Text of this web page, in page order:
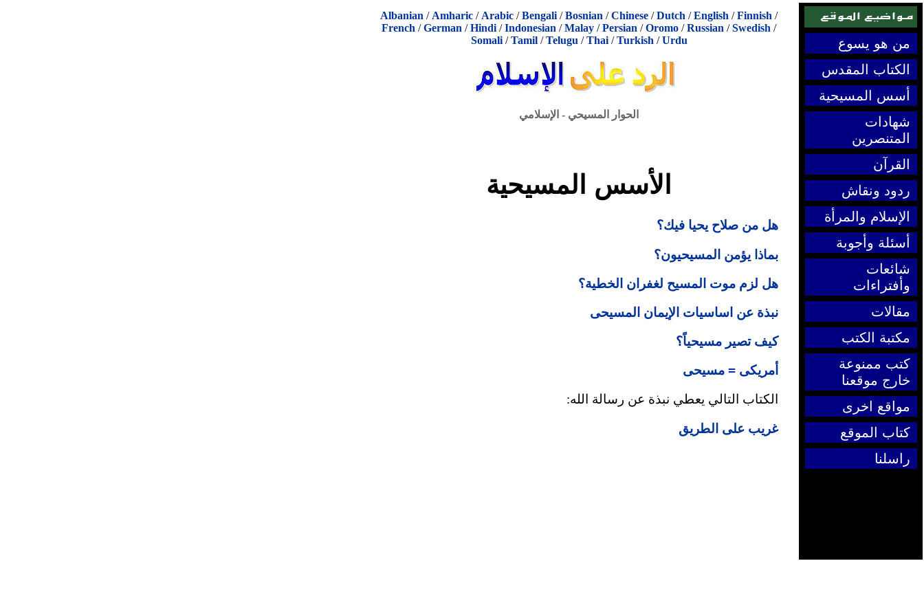
Albanian / Amharic / Arabic /Bengali /Bosnian /Chinese /Dutch /English /Finnish /
French /German /Hindi /Indonesian /Malay /Persian /Oromo /Russian /Swedish /
Somali/Tamil/Telugu /Thai/Turkish /Urdu
الحوار المسيحي - الإسلامي
الأسس المسيحية
هل من صلاح يحيا فيك؟
بماذا يؤمن المسيحيون؟
هل لزم موت المسيح لغفران الخطية؟
نبذة عن اساسيات الإيمان المسيحى
كيف تصير مسيحياً؟
أمريكى = مسيحى
الكتاب التالي يعطي نبذة عن رسالة الله:
غريب على الطريق
من هو يسوع
الكتاب المقدس
أسس المسيحية
شهادات
المتنصرين
القرآن
ردود ونقاش
الإسلام والمرأة
أسئلة وأجوبة
شائعات
وأفتراءات
مقالات
مكتبة الكتب
كتب ممنوعة
خارج موقعنا
مواقع اخرى
كتاب الموقع
راسلنا